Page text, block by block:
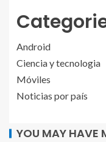
Android
Ciencia y tecnologia
Móviles
Noticias por país
YOU MAY HAVE